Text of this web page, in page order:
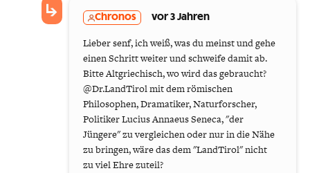
Chronos vor 3 Jahren
Lieber senf, ich weiß, was du meinst und gehe
einen Schritt weiter und schweife damit ab.
Bitte Altgriechisch, wo wird das gebraucht?
@Dr.LandTirol mit dem römischen
Philosophen, Dramatiker, Naturforscher,
Politiker Lucius Annaeus Seneca, "der
Jüngere" zu vergleichen oder nur in die Nähe
zu bringen, wäre das dem "LandTirol" nicht
zu viel Ehre zuteil?